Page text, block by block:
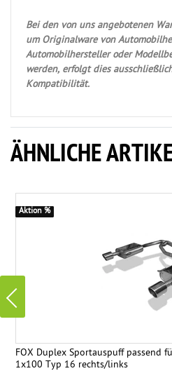
Bei den von uns angebotenen
um Originalware von
Automobilhersteller oder
werden, erfolgt dies
Kompatibilität.
ÄHNLICHE
FOX Duplex Sportauspuff passend
1x100 Typ 16 rechts/links
Aktion %